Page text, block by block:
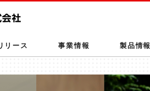
リース 事業情報 製品情報